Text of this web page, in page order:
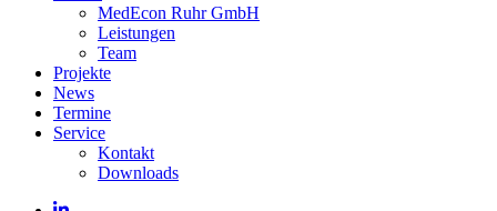
MedEcon Ruhr GmbH
Leistungen
Team
Projekte
News
Termine
Service
Kontakt
Downloads